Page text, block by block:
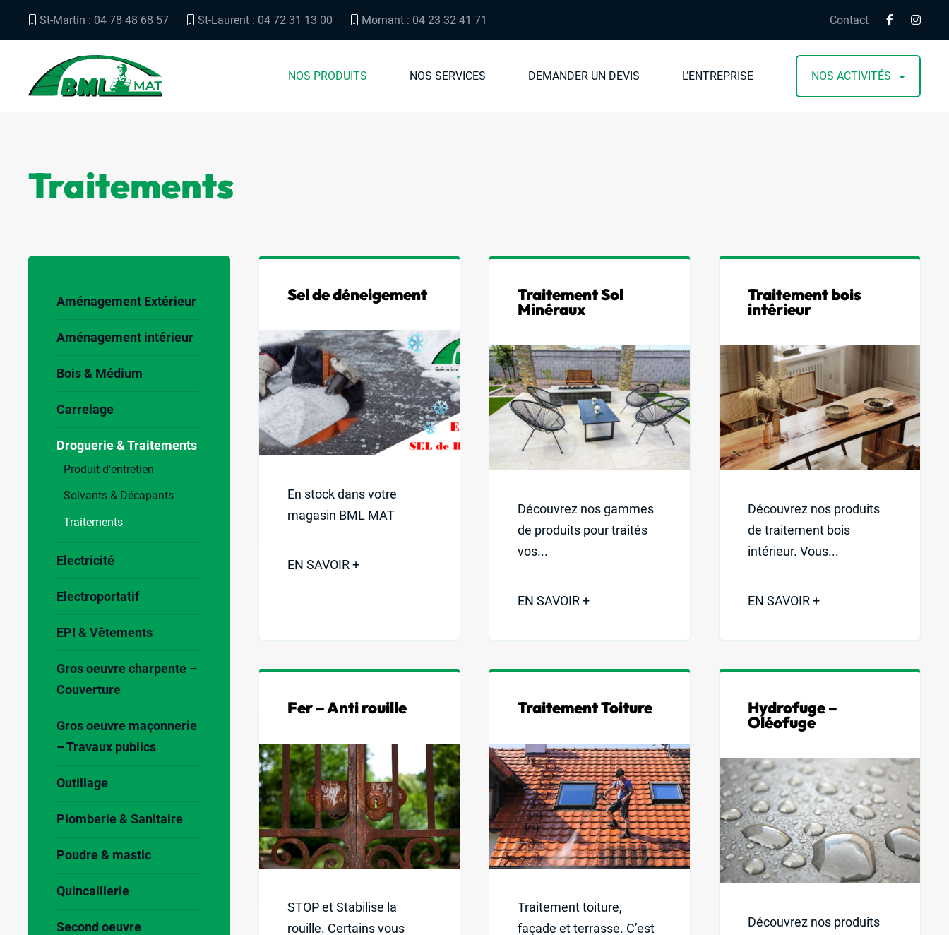
St-Martin : 04 78 48 68 57 St-Laurent : 04 72 31 13 00 Mornant : 04 23 32 41 71 Contact
NOS PRODUITS NOS SERVICES DEMANDER UN DEVIS L’ENTREPRISE NOS ACTIVITÉS
Traitements
Aménagement Extérieur
Aménagement intérieur
Bois & Médium
Carrelage
Droguerie & Traitements
Produit d'entretien
Solvants & Décapants
Traitements
Electricité
Electroportatif
EPI & Vêtements
Gros oeuvre charpente –
Couverture
Gros oeuvre maçonnerie
– Travaux publics
Outillage
Plomberie & Sanitaire
Poudre & mastic
Quincaillerie
Second oeuvre
Sel de déneigement
En stock dans votre
magasin BML MAT
EN SAVOIR +
Traitement Sol
Minéraux
Découvrez nos gammes
de produits pour traités
vos...
EN SAVOIR +
Traitement bois
intérieur
Découvrez nos produits
de traitement bois
intérieur. Vous...
EN SAVOIR +
Fer – Anti rouille
STOP et Stabilise la
rouille. Certains vous
Traitement Toiture
Traitement toiture,
façade et terrasse. C’est
Hydrofuge –
Oléofuge
Découvrez nos produits